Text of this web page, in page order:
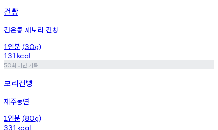
건빵
검은콩 깨보리 건빵
1 인분 (30g)
131 kcal
50회 미만기록
보리건빵
제주농연
1 인분 (80g)
331 kcal